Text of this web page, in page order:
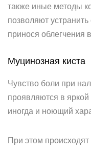
также иные методы
позволяют
принося облегчения
Муцинозная киста
Чувство боли при
проявляются в
иногда и ноющий
При этом